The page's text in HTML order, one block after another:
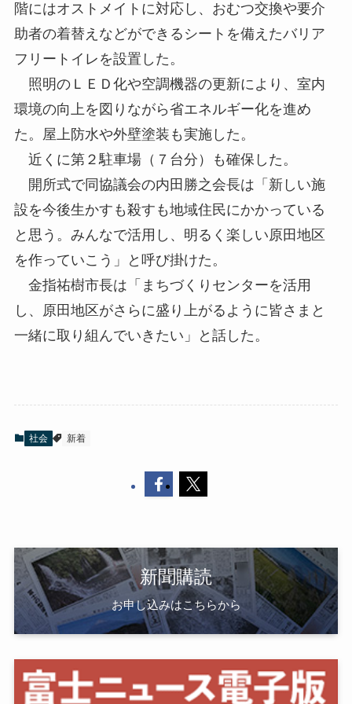
階にはオストメイトに対応し、おむつ交換や要介
助者の着替えなどができるシートを備えたバリア
フリートイレを設置した。
照明のＬＥＤ化や空調機器の更新により、室内
環境の向上を図りながら省エネルギー化を進め
た。屋上防水や外壁塗装も実施した。
近くに第２駐車場（７台分）も確保した。
開所式で同協議会の内田勝之会長は「新しい施
設を今後生かすも殺すも地域住民にかかっている
と思う。みんなで活用し、明るく楽しい原田地区
を作っていこう」と呼び掛けた。
金指祐樹市長は「まちづくりセンターを活用
し、原田地区がさらに盛り上がるように皆さまと
一緒に取り組んでいきたい」と話した。
社会 新着
新聞購読
お申し込みはこちらから